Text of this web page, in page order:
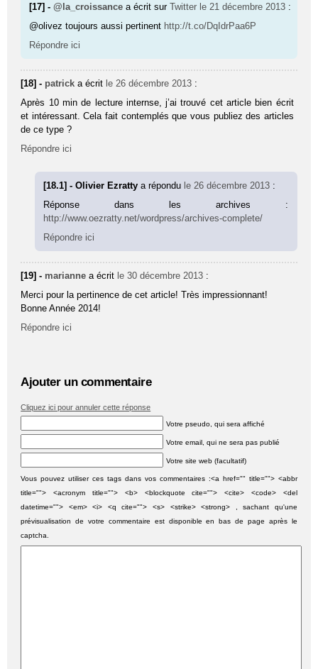
[17] -@la_croissance a écrit surTwitter le 21 décembre 2013 :
@olivez toujours aussi pertinent http://t.co/DqIdrPaa6P
Répondre ici
[18] - patrick a écrit le 26 décembre 2013 :
Après 10 min de lecture internse, j’ai trouvé cet article bien écrit
et intéressant. Cela fait contemplés que vous publiez des articles
de ce type ?
Répondre ici
[18.1] - Olivier Ezrattya répondu le 26 décembre 2013 :
Réponse dans les archives :
http://www.oezratty.net/wordpress/archives-complete/
Répondre ici
[19] - marianne a écrit le 30 décembre 2013 :
Merci pour la pertinence de cet article! Très impressionnant!
Bonne Année 2014!
Répondre ici
Ajouter un commentaire
Cliquez ici pour annuler cette réponse
Votre pseudo, qui sera affiché
Votre email, qui ne sera pas publié
Votre site web (facultatif)
Vous pouvez utiliser ces tags dans vos commentaires :<a href="" title=""> <abbr
title=""> <acronym title=""> <b> <blockquote cite=""> <cite> <code> <del
datetime=""> <em> <i> <q cite=""> <s> <strike> <strong> , sachant qu'une
prévisualisation de votre commentaire est disponible en bas de page après le
captcha.